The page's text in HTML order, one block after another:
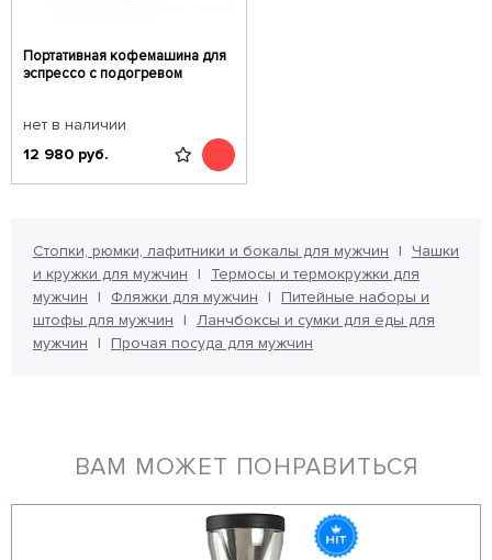
Портативная кофемашина для
эспрессо с подогревом
нет в наличии
12 980 руб.
Стопки, рюмки, лафитники и бокалы для мужчин
Чашки
и кружки для мужчин
Термосы и термокружки для
мужчин
Фляжки для мужчин
Питейные наборы и
штофы для мужчин
Ланчбоксы и сумки для еды для
мужчин
Прочая посуда для мужчин
ВАМ МОЖЕТ ПОНРАВИТЬСЯ